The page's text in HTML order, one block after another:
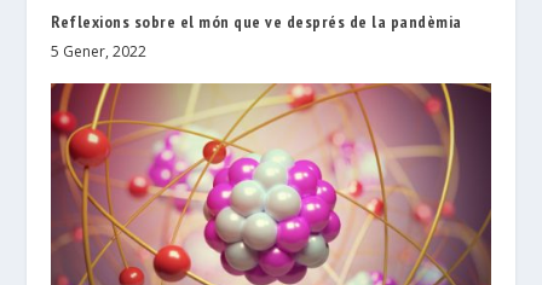
Reflexions sobre el món que ve després de la pandèmia
5 Gener, 2022